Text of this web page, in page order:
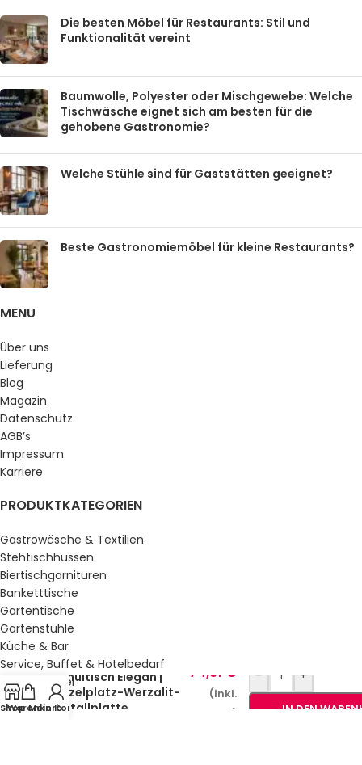
Die besten Möbel für Restaurants: Stil und
Funktionalität vereint
Baumwolle, Polyester oder Mischgewebe: Welche
Tischwäsche eignet sich am besten für die
gehobene Gastronomie?
Welche Stühle sind für Gaststätten geeignet?
Beste Gastronomiemöbel für kleine Restaurants?
MENU
Über uns
Lieferung
Blog
Magazin
Datenschutz
AGB’s
Impressum
Karriere
PRODUKTKATEGORIEN
Gastrowäsche & Textilien
Stehtischhussen
Biertischgarnituren
Banketttische
Gartentische
Gartenstühle
Küche & Bar
Service, Buffet & Hotelbedarf
Gastromöbel
Schulmöbel
Sale %
Shop
Warenkorb
Mein Konto
Schultisch Elegan |
Einzelplatz-Werzalit-
Metallplatte
74,91 €
(inkl.
MwSt.)
- +
IN DEN